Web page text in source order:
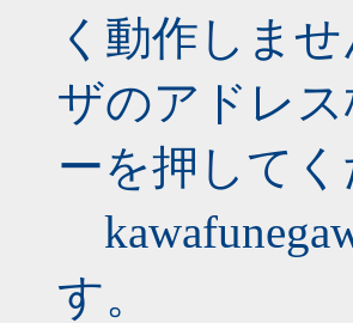
く動作しま
ザのアドレ
ーを押してく
す。